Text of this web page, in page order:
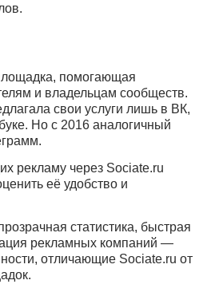
помогающая
и владельцам сообществ.
свои услуги лишь в ВК,
Но с 2016 аналогичный
рекламу через Sociate.ru
её удобство и
статистика, быстрая
рекламных компаний —
отличающие Sociate.ru от